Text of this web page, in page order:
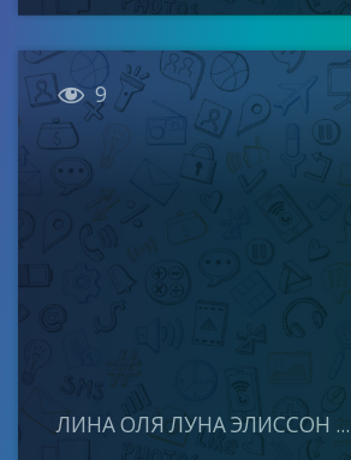
 9
ЛИНА ОЛЯ ЛУНА ЭЛИССОН ...